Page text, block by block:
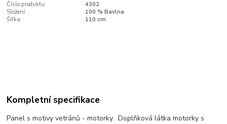
Číslo produktu:
4302
Složení:
100 % Bavlna
Šířka:
110 cm
Kompletní specifikace
Panel s motivy vetránů - motorky. Doplňková látka motorky s